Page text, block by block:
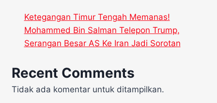
Ketegangan Timur Tengah Memanas!
Mohammed Bin Salman Telepon Trump,
Serangan Besar AS Ke Iran Jadi Sorotan
Recent Comments
Tidak ada komentar untuk ditampilkan.